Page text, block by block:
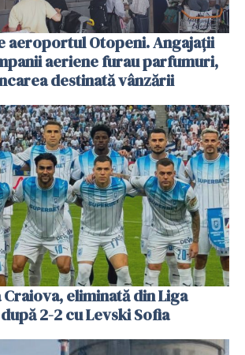
aeroportul Otopeni. Angajații
aeriene furau parfumuri,
destinată vânzării
eliminată din Liga
2-2 cu Levski Sofia